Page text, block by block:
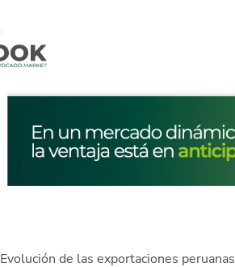
Evolución de las exportaciones peruanas